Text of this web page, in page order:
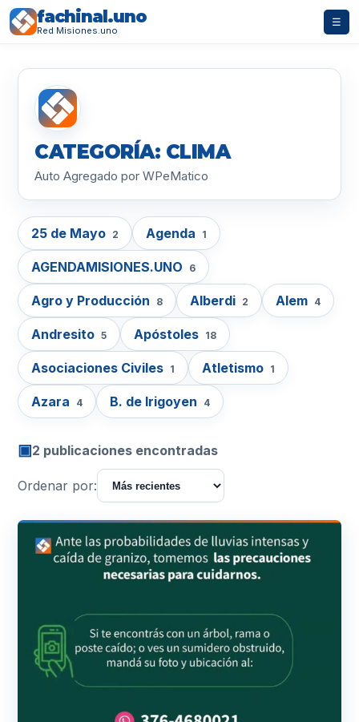
fachinal.uno
Red Misiones.uno
☰
CATEGORÍA: CLIMA
Auto Agregado por WPeMatico
25 de Mayo 2 Agenda 1
AGENDAMISIONES.UNO 6
Agro y Producción 8 Alberdi 2 Alem 4
Andresito 5 Apóstoles 18
Asociaciones Civiles 1 Atletismo 1
Azara 4 B. de Irigoyen 4
▣2 publicaciones encontradas
Ordenar por: